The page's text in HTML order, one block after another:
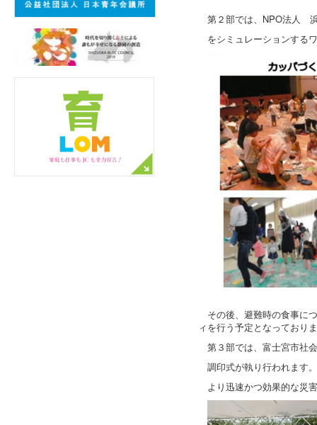
第２部では、NPO法人
をシミュレーションする
その後、避難時の食事に
ィを行う予定となっており
第３部では、富士宮市社
調印式が執り行われます
より迅速かつ効果的な災